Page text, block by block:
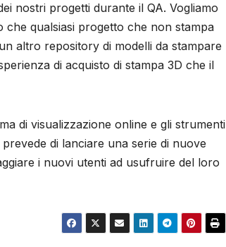
nostri progetti durante il QA. Vogliamo
che qualsiasi progetto che non stampa
altro repository di modelli da stampare
di acquisto di stampa 3D che il
di visualizzazione online e gli strumenti
di lanciare una serie di nuove
i nuovi utenti ad usufruire del loro